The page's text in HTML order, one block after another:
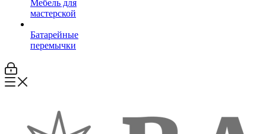
Мебель для
мастерской
Батарейные
перемычки